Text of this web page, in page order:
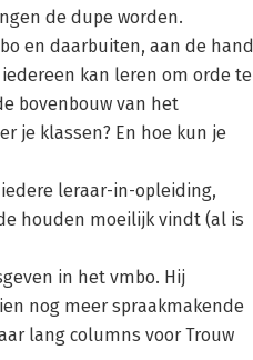
de dupe worden.
en daarbuiten, aan de hand
kan leren om orde te
bovenbouw van het
je klassen? En hoe kun je
leraar-in-opleiding,
houden moeilijk vindt (al is
in het vmbo. Hij
nog meer spraakmakende
lang columns voor Trouw